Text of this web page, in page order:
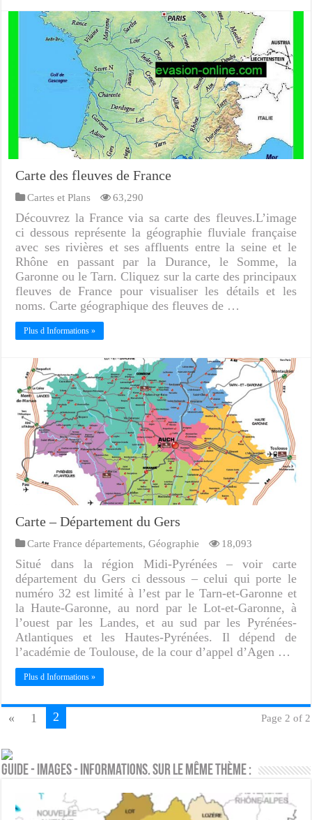
Carte des fleuves de France
Cartes et Plans 63,290
Découvrez la France via sa carte des fleuves.L’image
ci dessous représente la géographie fluviale française
avec ses rivières et ses affluents entre la seine et le
Rhône en passant par la Durance, le Somme, la
Garonne ou le Tarn. Cliquez sur la carte des principaux
fleuves de France pour visualiser les détails et les
noms. Carte géographique des fleuves de …
Plus d Informations »
Carte – Département du Gers
Carte France départements,Géographie 18,093
Situé dans la région Midi-Pyrénées – voir carte
département du Gers ci dessous – celui qui porte le
numéro 32 est limité à l’est par le Tarn-et-Garonne et
la Haute-Garonne, au nord par le Lot-et-Garonne, à
l’ouest par les Landes, et au sud par les Pyrénées-
Atlantiques et les Hautes-Pyrénées. Il dépend de
l’académie de Toulouse, de la cour d’appel d’Agen …
Plus d Informations »
Page 2 of 2
« 1 2
Guide - Images - Informations. Sur le même thème :